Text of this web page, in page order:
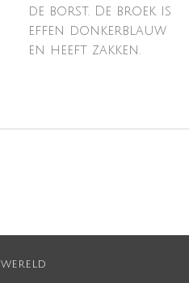
de borst. De broek is
effen donkerblauw
en heeft zakken.
wereld